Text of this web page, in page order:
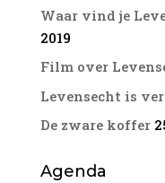
via
Waar vind je
2019
Film over
Levensecht is
De zware koffer
Agenda